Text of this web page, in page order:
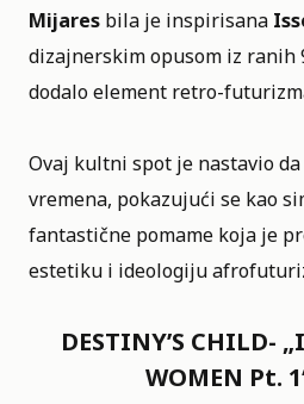
Mijares bila je inspirisana
dizajnerskim opusom iz ranih
dodalo element retro-
Ovaj kultni spot je nastavio
vremena, pokazujući se kao
fantastične pomame koja je
estetiku i ideologiju
DESTINY’S CHILD-
WOMEN Pt.